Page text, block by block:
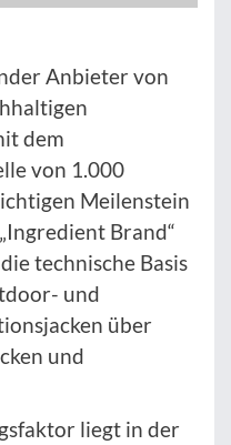
Anbieter von
dem
von 1.000
Meilenstein
Brand“
technische Basis
und
über
und
liegt in der